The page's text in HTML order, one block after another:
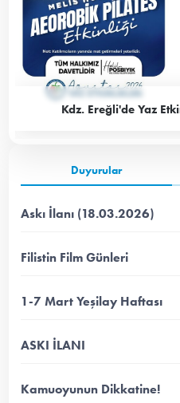
Kdz. Ereğli'de Yaz
Duyurular
Askı İlanı (18.03.2026)
Filistin Film Günleri
1-7 Mart Yeşilay Haftası
ASKI İLANI
Kamuoyunun Dikkatine!